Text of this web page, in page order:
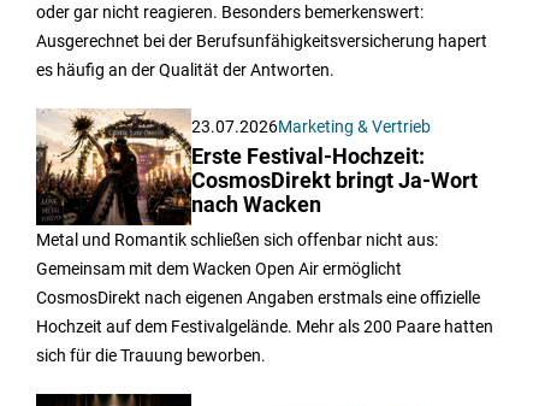
oder gar nicht reagieren. Besonders bemerkenswert:
Ausgerechnet bei der Berufsunfähigkeitsversicherung hapert
es häufig an der Qualität der Antworten.
23.07.2026Marketing & Vertrieb
Erste Festival-Hochzeit:
CosmosDirekt bringt Ja-Wort
nach Wacken
Metal und Romantik schließen sich offenbar nicht aus:
Gemeinsam mit dem Wacken Open Air ermöglicht
CosmosDirekt nach eigenen Angaben erstmals eine offizielle
Hochzeit auf dem Festivalgelände. Mehr als 200 Paare hatten
sich für die Trauung beworben.